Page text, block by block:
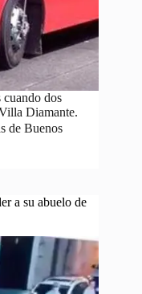
dos
Diamante.
de Buenos
a su abuelo de